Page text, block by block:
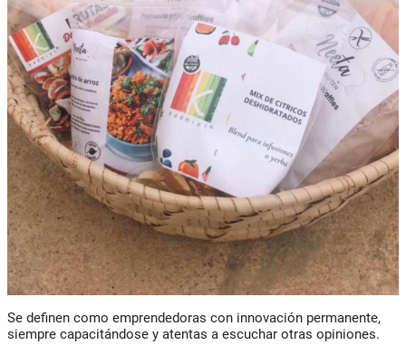
Se definen como emprendedoras con innovación permanente,
siempre capacitándose y atentas a escuchar otras opiniones.